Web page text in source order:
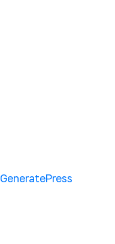
GeneratePress